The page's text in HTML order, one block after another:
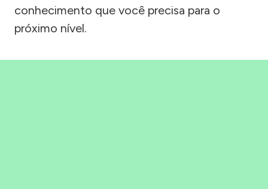
conhecimento que você precisa para o
próximo nível.